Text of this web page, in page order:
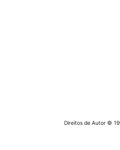
Direitos de Autor ©